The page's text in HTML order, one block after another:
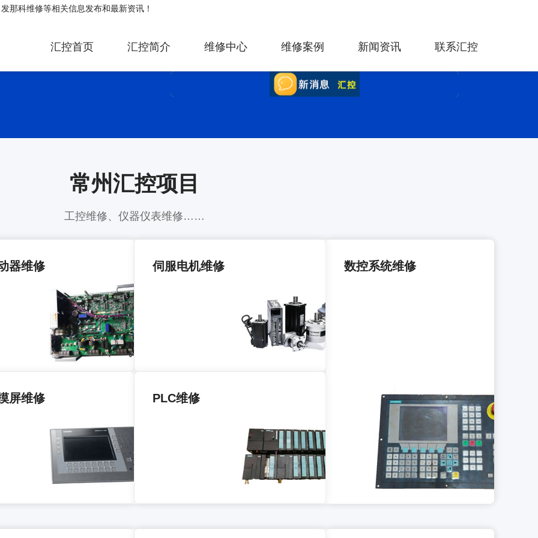
发那科维修等相关信息发布和最新资讯！
汇控首页 汇控简介 维修中心 维修案例 新闻资讯 联系汇控
常州汇控项目
工控维修、仪器仪表维修……
数控系统维修
器维修 伺服电机维修
屏维修 PLC维修